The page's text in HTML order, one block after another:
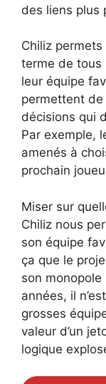
des liens plus
Chiliz
terme de tous
leur équipe
permettent
décisions qui
Par exemple,
amenés à
prochain
Miser sur
Chiliz nous
son équipe
ça que le
son monopole
années, il
grosses
valeur d’un
logique